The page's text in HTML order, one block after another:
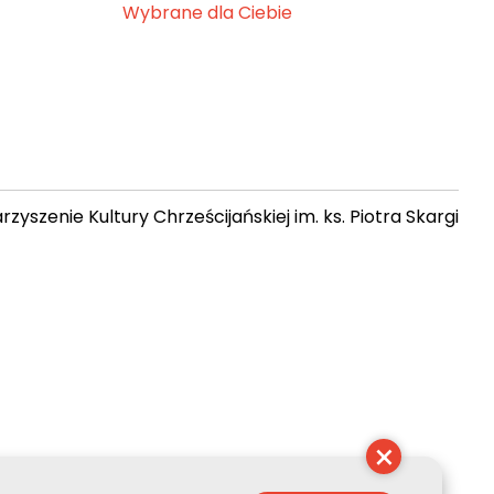
Wybrane dla Ciebie
Kultury Chrześcijańskiej im. ks. Piotra Skargi
×